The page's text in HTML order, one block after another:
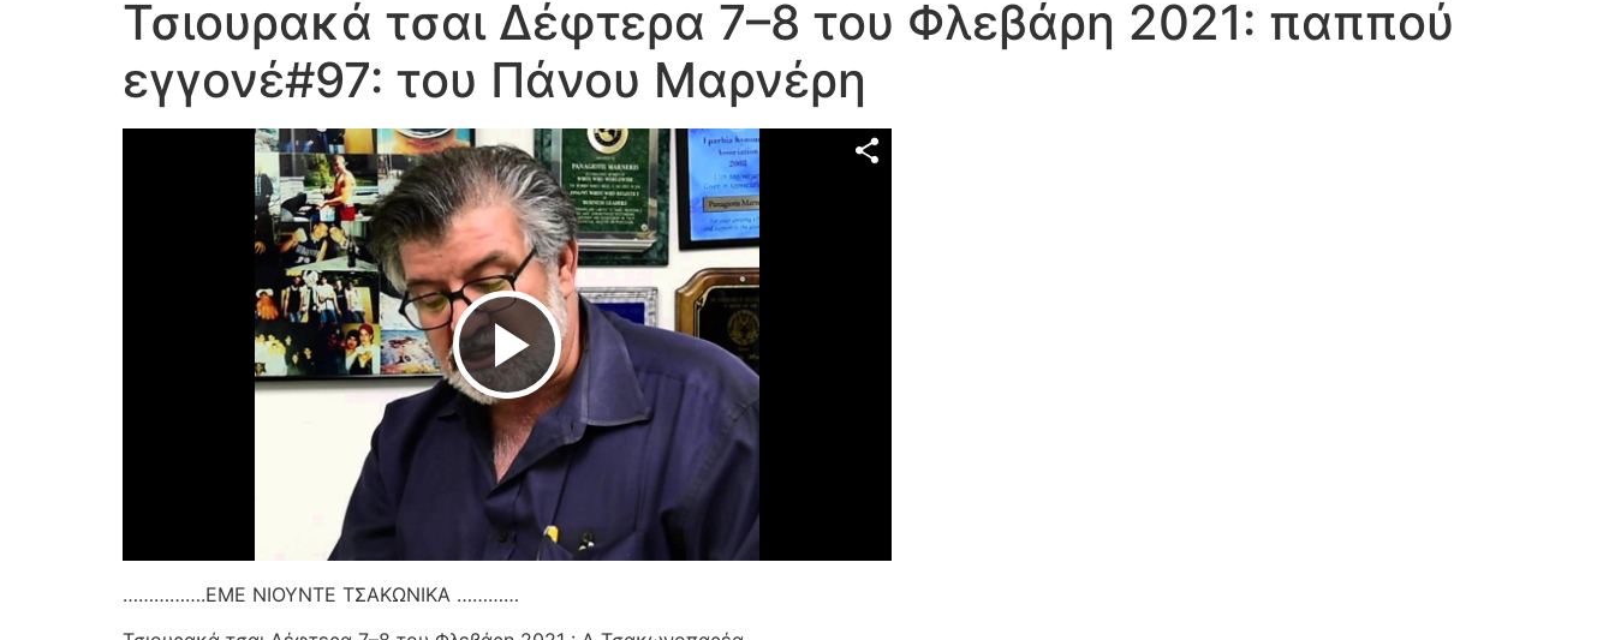
Τσιουρακά τσαι Δέφτερα 7–8 του Φλεβάρη 2021: παππού
εγγονέ#97: του Πάνου Μαρνέρη
Play Video
…………….ΕΜΕ ΝΙΟΥΝΤΕ ΤΣΑΚΩΝΙΚΑ …………